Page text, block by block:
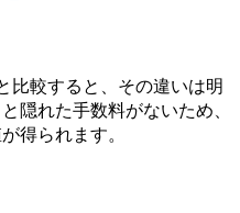
比較すると、その違いは明
隠れた手数料がないため、
得られます。